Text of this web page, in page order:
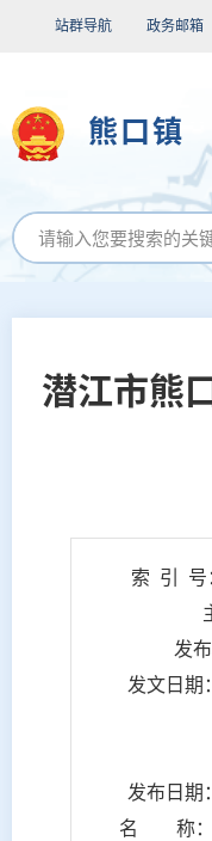
站群导航 政务邮箱
熊口镇
潜江市熊
索 引 号
发
发文日期
发布日期